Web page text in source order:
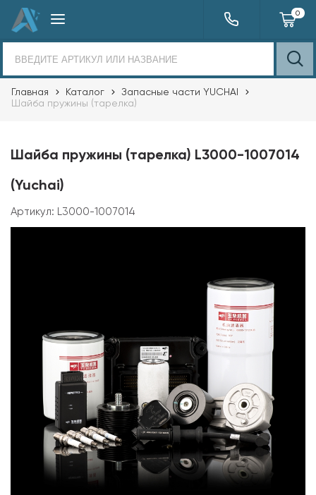
0
Главная Каталог
Запасные части YUCHAI
Шайба пружины (тарелка)
Шайба пружины (тарелка) L3000-1007014
(Yuchai)
Артикул: L3000-1007014